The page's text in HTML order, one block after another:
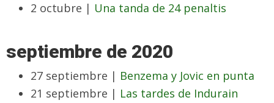
2 octubre | Una tanda de 24 penaltis
septiembre de 2020
27 septiembre | Benzema y Jovic en punta
21 septiembre | Las tardes de Indurain